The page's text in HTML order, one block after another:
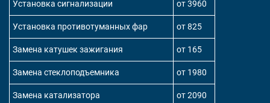
Установка сигнализации от 3960
Установка противотуманных фар от 825
Замена катушек зажигания от 165
Замена стеклоподъемника от 1980
Замена катализатора от 2090